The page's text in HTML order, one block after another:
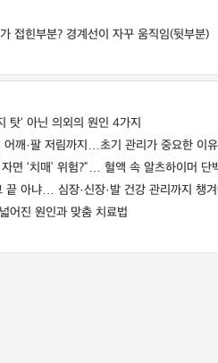
접힌부분? 경계선이 자꾸 움직임(뒷부분)
' 아닌 의외의 원인 4가지
어깨·팔 저림까지…초기 관리가 중요한 이유
면 ‘치매’ 위험?”… 혈액 속 알츠하이머 단
끝 아냐… 심장·신장·발 건강 관리까지 챙
어진 원인과 맞춤 치료법